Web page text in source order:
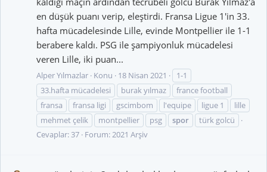
en düşük puanı verip, eleştirdi. Fransa Ligue 1'in 33.
hafta mücadelesinde Lille, evinde Montpellier ile 1-1
berabere kaldı. PSG ile şampiyonluk mücadelesi
veren Lille, iki puan...
Alper Yılmazlar Konu 18 Nisan 2021
1-1
33.hafta mücadelesi
burak yılmaz
france football
fransa
fransa ligi gscimbom l'equipe ligue 1
lille
mehmet çelik
montpellier psg spor
türk golcü
Cevaplar: 37 Forum: 2021 Arşiv